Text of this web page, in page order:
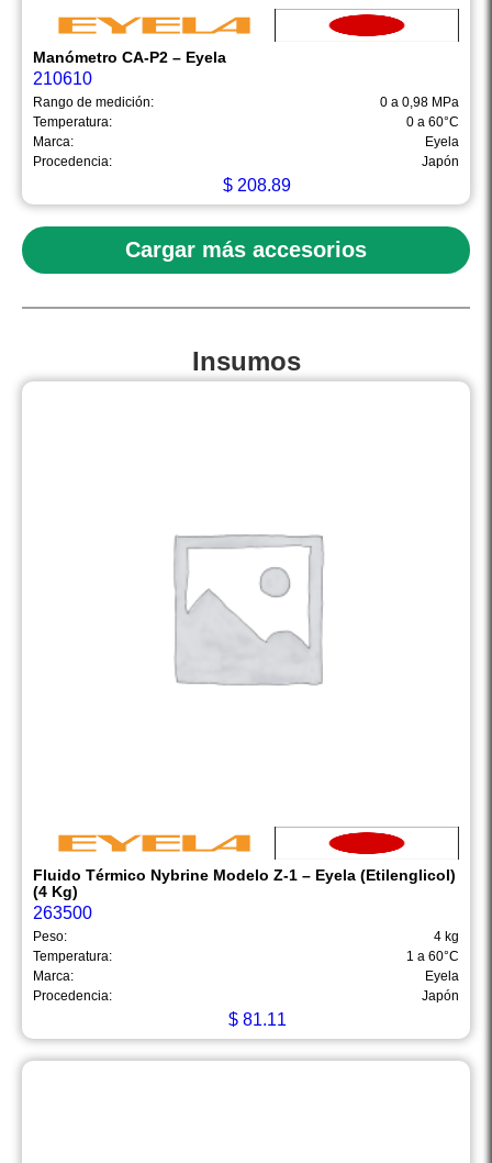
Manómetro CA-P2 – Eyela
210610
Rango de medición:
0 a 0,98 MPa
Temperatura:
0 a 60°C
Marca:
Eyela
Procedencia:
Japón
$ 208.89
Cargar más accesorios
Insumos
Fluido Térmico Nybrine Modelo Z-1 – Eyela (Etilenglicol)
(4 Kg)
263500
Peso:
4 kg
Temperatura:
1 a 60°C
Marca:
Eyela
Procedencia:
Japón
$81.11